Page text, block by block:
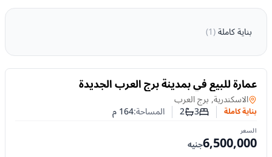
بناية كاملة(
1
)
للبيع
عمارة للبيع في بمدينة برج العرب الجديدة
بناية كاملة في
الاسكندرية, برج العرب
بناية كاملة عدد غرف النوم
3عدد الحمامات
2 المساحة:164م
السعر
6,500,000جنيه